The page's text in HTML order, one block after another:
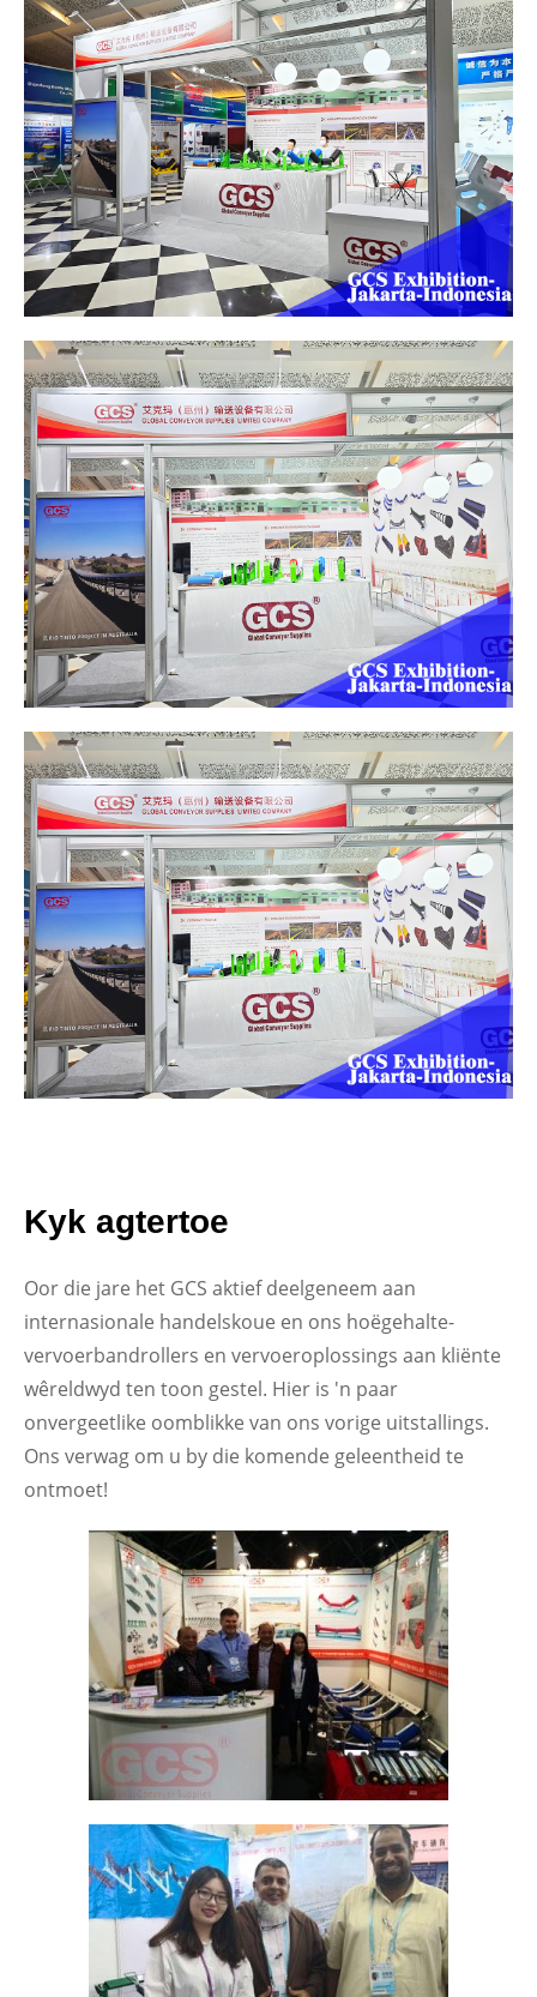
Kyk agtertoe
Oor die jare het GCS aktief deelgeneem aan
internasionale handelskoue en ons hoëgehalte-
vervoerbandrollers en vervoeroplossings aan kliënte
wêreldwyd ten toon gestel. Hier is 'n paar
onvergeetlike oomblikke van ons vorige uitstallings.
Ons verwag om u by die komende geleentheid te
ontmoet!